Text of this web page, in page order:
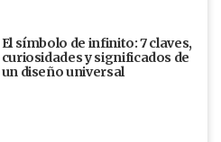
El símbolo de infinito: 7 claves,
curiosidades y significados de
un diseño universal